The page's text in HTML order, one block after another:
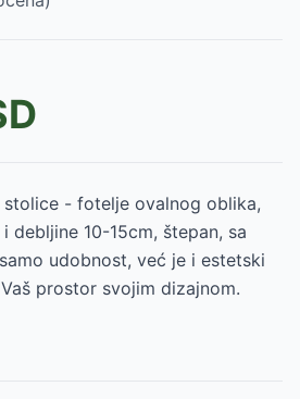
- fotelje ovalnog oblika,
debljine 10-15cm, štepan, sa
udobnost, već je i estetski
prostor svojim dizajnom.